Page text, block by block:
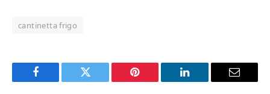
cantinetta frigo
Facebook Twitter Pinterest LinkedIn Email